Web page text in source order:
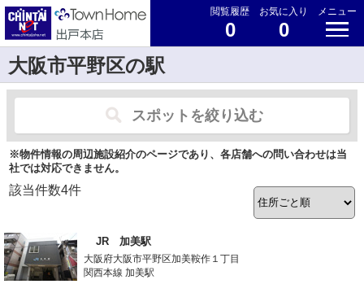
閲覧履歴
0
お気に入り
0
メニュー
大阪市平野区の駅
スポットを絞り込む
※物件情報の周辺施設紹介のページであり、各店舗への問い合わせは当
社では対応できません。
該当件数4件
JR 加美駅
大阪府大阪市平野区加美鞍作１丁目
関西本線 加美駅